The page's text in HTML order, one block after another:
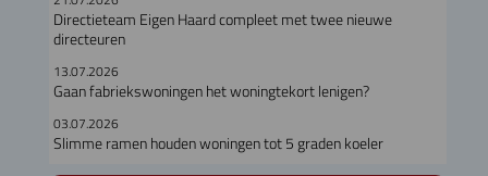
Directieteam Eigen Haard compleet met twee nieuwe
directeuren
13.07.2026
Gaan fabriekswoningen het woningtekort lenigen?
03.07.2026
Slimme ramen houden woningen tot 5 graden koeler